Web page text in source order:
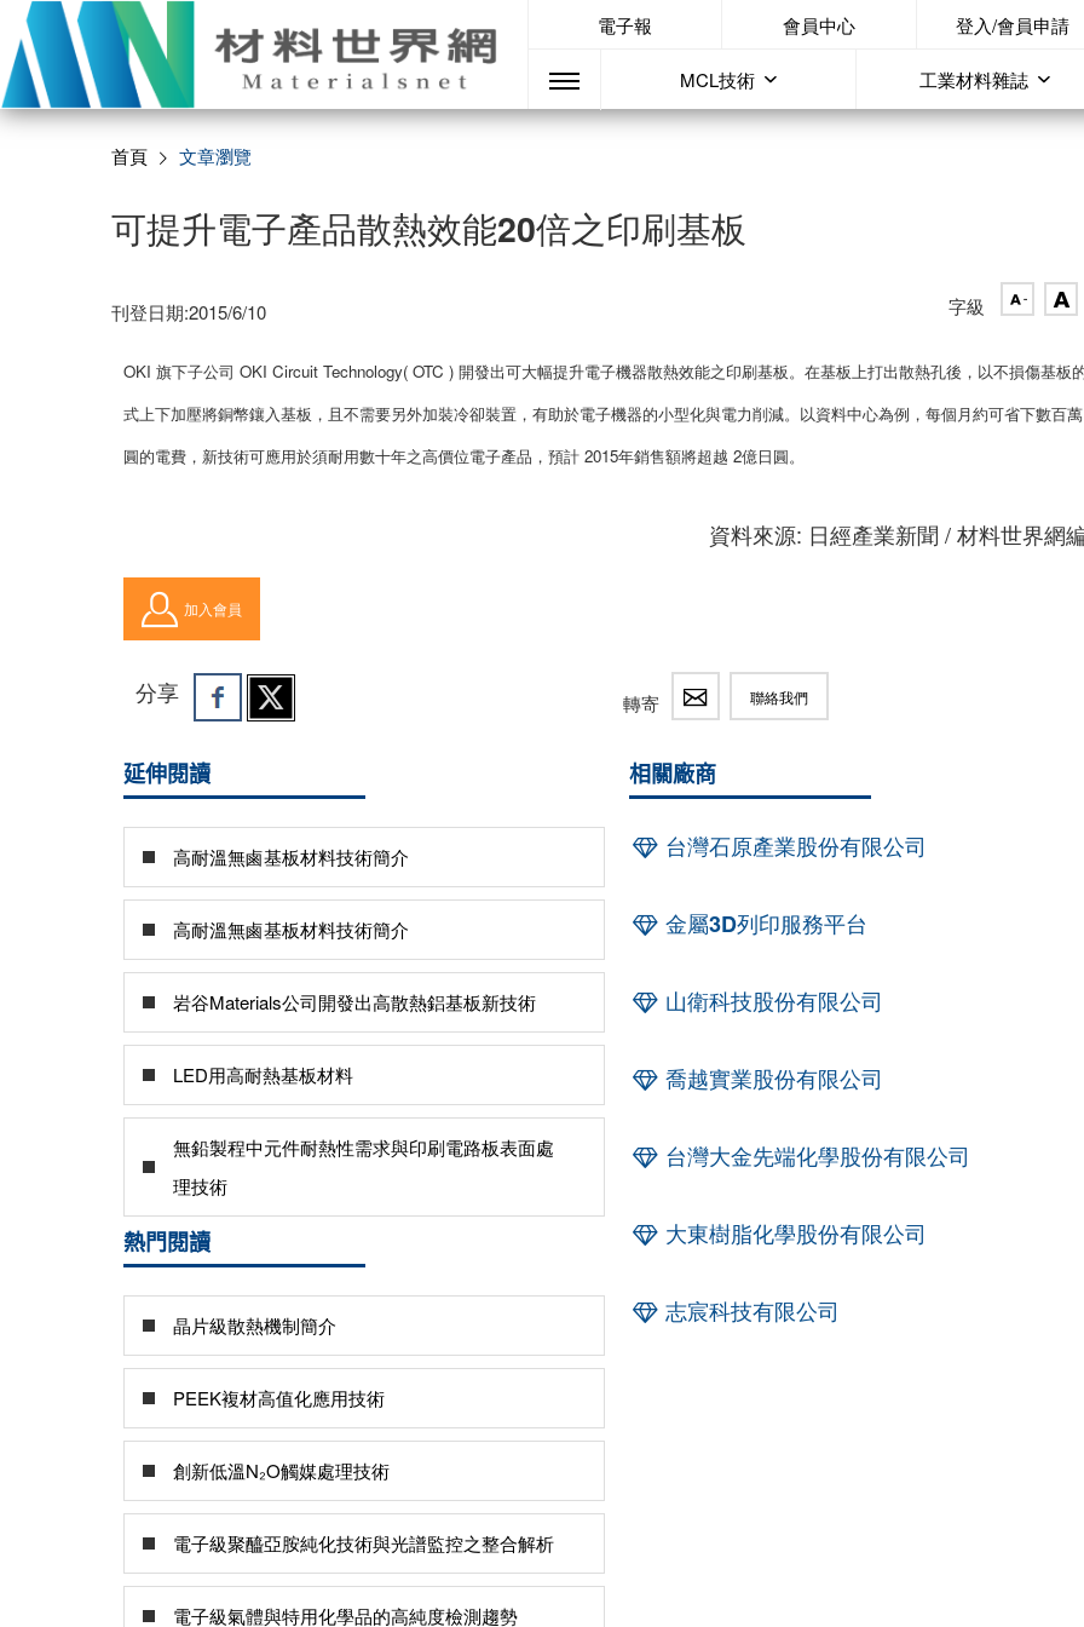
電子報 會員中心 登入/會員申請
MCL技術 工業材料雜誌
首頁 文章瀏覽
可提升電子產品散熱效能20倍之印刷基板
刊登日期:2015/6/10 字級
OKI 旗下子公司 OKI Circuit Technology( OTC ) 開發出可大幅提升電子機器散熱效能之印刷基板。在基板上打出散熱孔後，以不損傷基板
式上下加壓將銅幣鑲入基板，且不需要另外加裝冷卻裝置，有助於電子機器的小型化與電力削減。以資料中心為例，每個月約可省下數百
圓的電費，新技術可應用於須耐用數十年之高價位電子產品，預計 2015年銷售額將超越 2億日圓。
資料來源: 日經產業新聞 / 材料世界網
加入會員
分享 轉寄 聯絡我們
延伸閱讀
高耐溫無鹵基板材料技術簡介
高耐溫無鹵基板材料技術簡介
岩谷Materials公司開發出高散熱鋁基板新技術
LED用高耐熱基板材料
無鉛製程中元件耐熱性需求與印刷電路板表面處
理技術
熱門閱讀
晶片級散熱機制簡介
PEEK複材高值化應用技術
創新低溫N₂O觸媒處理技術
電子級聚醯亞胺純化技術與光譜監控之整合解析
電子級氣體與特用化學品的高純度檢測趨勢
相關廠商
台灣石原產業股份有限公司
金屬3D列印服務平台
山衛科技股份有限公司
喬越實業股份有限公司
台灣大金先端化學股份有限公司
大東樹脂化學股份有限公司
志宸科技有限公司